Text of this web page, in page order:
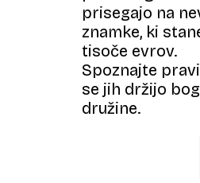
prisegajo na
znamke, ki
tisoče evrov.
Spoznajte
se jih držijo
družine.